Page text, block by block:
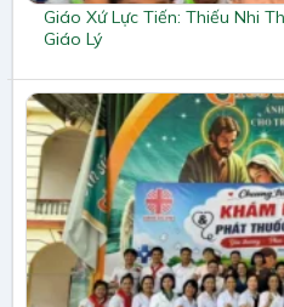
Giáo Xứ Lực Tiến: Thiếu Nhi
Giáo Lý